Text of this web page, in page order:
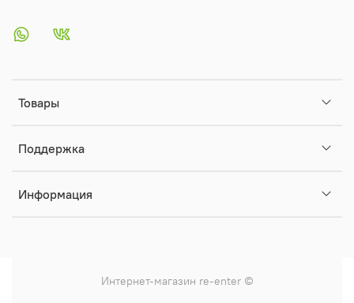
Товары
Поддержка
Информация
Интернет-магазин re-enter ©